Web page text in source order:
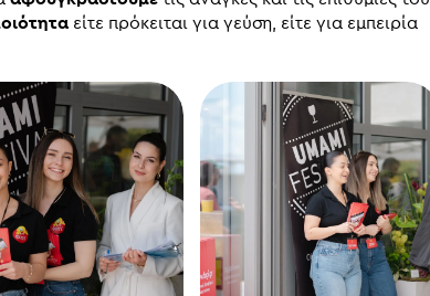
είτε πρόκειται για γεύση, είτε για εμπειρία